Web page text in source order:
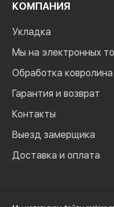
КОМПАНИЯ
Укладка
Мы на электронных
Обработка
Гарантия и возврат
Контакты
Выезд замерщика
Доставка и оплата